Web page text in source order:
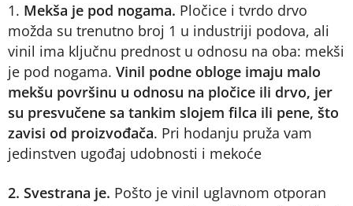
1. Mekša je pod nogama. Pločice i tvrdo drvo
možda su trenutno broj 1 u industriji podova, ali
vinil ima ključnu prednost u odnosu na oba: mekši
je pod nogama. Vinil podne obloge imaju malo
mekšu površinu u odnosu na pločice ili drvo, jer
su presvučene sa tankim slojem filca ili pene, što
zavisi od proizvođača. Pri hodanju pruža vam
jedinstven ugođaj udobnosti i mekoće
2. Svestrana je. Pošto je vinil uglavnom otporan